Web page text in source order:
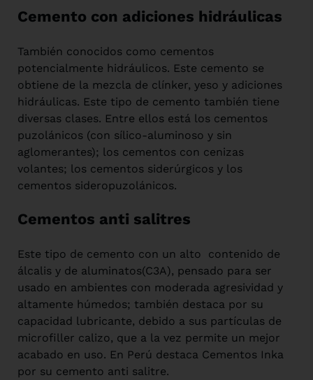
Cemento con adiciones hidráulicas
También conocidos como cementos
potencialmente hidráulicos. Este cemento se
obtiene de la mezcla de clínker, yeso y adiciones
hidráulicas. Este tipo de cemento también tiene
diversas clases. Entre ellos está los cementos
puzolánicos (con sílico-aluminoso y sin
aglomerantes); los cementos con cenizas
volantes; los cementos siderúrgicos y los
cementos sideropuzolánicos.
Cementos anti salitres
Este tipo de cemento con un alto contenido de
álcalis y de aluminatos(C3A), pensado para ser
usado en ambientes con moderada agresividad y
altamente húmedos; también destaca por su
capacidad lubricante, debido a sus partículas de
microfiller calizo, que a la vez permite un mejor
acabado en uso. En Perú destaca Cementos Inka
por su cemento anti salitre.